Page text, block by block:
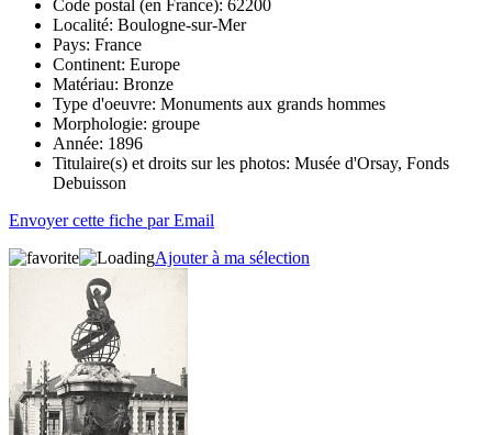
Code postal (en France): 62200
Localité: Boulogne-sur-Mer
Pays: France
Continent: Europe
Matériau: Bronze
Type d'oeuvre: Monuments aux grands hommes
Morphologie: groupe
Année: 1896
Titulaire(s) et droits sur les photos: Musée d'Orsay, Fonds
Debuisson
Envoyer cette fiche par Email
Ajouter à ma sélection